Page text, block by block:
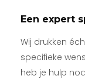
Een expert
Wij drukken
specifieke
heb je hulp